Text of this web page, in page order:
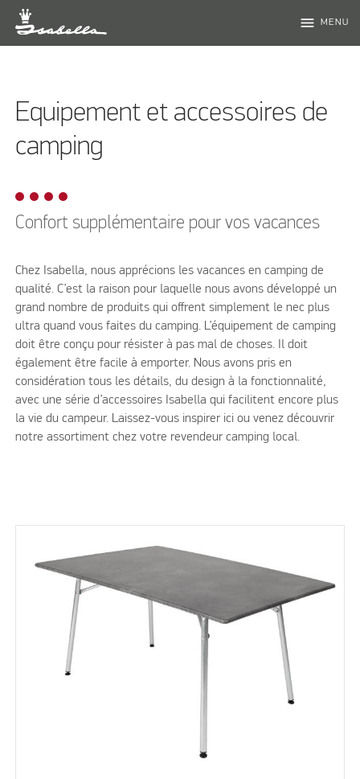
menu MENU
Equipement et accessoires de
camping
Confort supplémentaire pour vos vacances
Chez Isabella, nous apprécions les vacances en camping de
qualité. C’est la raison pour laquelle nous avons développé un
grand nombre de produits qui offrent simplement le nec plus
ultra quand vous faites du camping. L’équipement de camping
doit être conçu pour résister à pas mal de choses. Il doit
également être facile à emporter. Nous avons pris en
considération tous les détails, du design à la fonctionnalité,
avec une série d’accessoires Isabella qui facilitent encore plus
la vie du campeur. Laissez-vous inspirer ici ou venez découvrir
notre assortiment chez votre revendeur camping local.